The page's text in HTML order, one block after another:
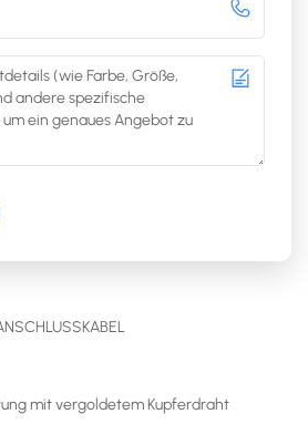
mit vergoldetem Kupferdraht